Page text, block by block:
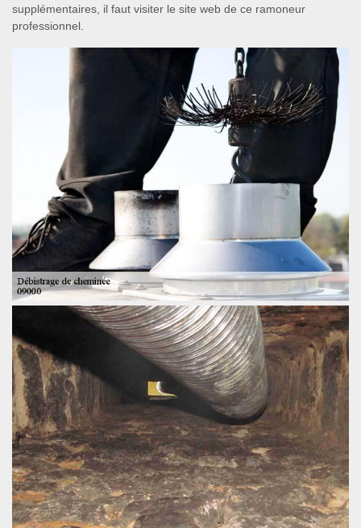
supplémentaires, il faut visiter le site web de ce ramoneur
professionnel.